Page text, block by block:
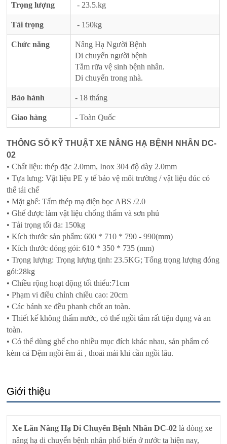
Trọng lượng - 23.5.kg
Tải trọng - 150kg
Chức năng
Nâng Hạ Người Bệnh
Di chuyển người bệnh
Tắm rữa vệ sinh bệnh nhân.
Di chuyển trong nhà.
Bảo hành - 18 tháng
Giao hàng - Toàn Quốc
THÔNG SỐ KỸ THUẬT XE NÂNG HẠ BỆNH NHÂN DC-
02
• Chất liệu: thép đặc 2.0mm, Inox 304 độ dày 2.0mm
• Tựa lưng: Vật liệu PE y tế bảo vệ môi trường / vật liệu đúc có
thể tái chế
• Mặt ghế: Tấm thép mạ điện bọc ABS /2.0
• Ghế được làm vật liệu chống thấm và sơn phủ
• Tải trọng tối đa: 150kg
• Kích thước sản phẩm: 600 * 710 * 790 - 990(mm)
• Kích thước đóng gói: 610 * 350 * 735 (mm)
• Trọng lượng: Trọng lượng tịnh: 23.5KG; Tổng trọng lượng đóng
gói:28kg
• Chiều rộng hoạt động tối thiểu:71cm
• Phạm vi điều chỉnh chiều cao: 20cm
• Các bánh xe đều phanh chốt an toàn.
• Thiết kế không thấm nước, có thể ngồi tắm rất tiện dụng và an
toàn.
• Có thể dùng ghế cho nhiều mục đích khác nhau, sản phẩm có
kèm cả Đệm ngồi êm ái , thoải mái khi cần ngồi lâu.
Giới thiệu
Xe Lăn Nâng Hạ Di Chuyển Bệnh Nhân DC-02 là dòng xe
nâng hạ di chuyển bệnh nhân phổ biến ở nước ta hiện nay,